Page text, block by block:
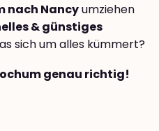
nach Nancyumziehen
& günstiges
sich um alles kümmert?
genau richtig!